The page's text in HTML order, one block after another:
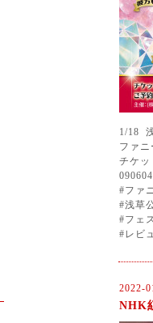
1/18
ファ
チケッ
#ファ
#浅草
#フェ
#レビ
2022-
NHK